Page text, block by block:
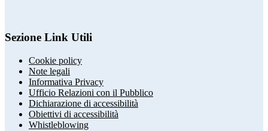
Sezione Link Utili
Cookie policy
Note legali
Informativa Privacy
Ufficio Relazioni con il Pubblico
Dichiarazione di accessibilità
Obiettivi di accessibilità
Whistleblowing